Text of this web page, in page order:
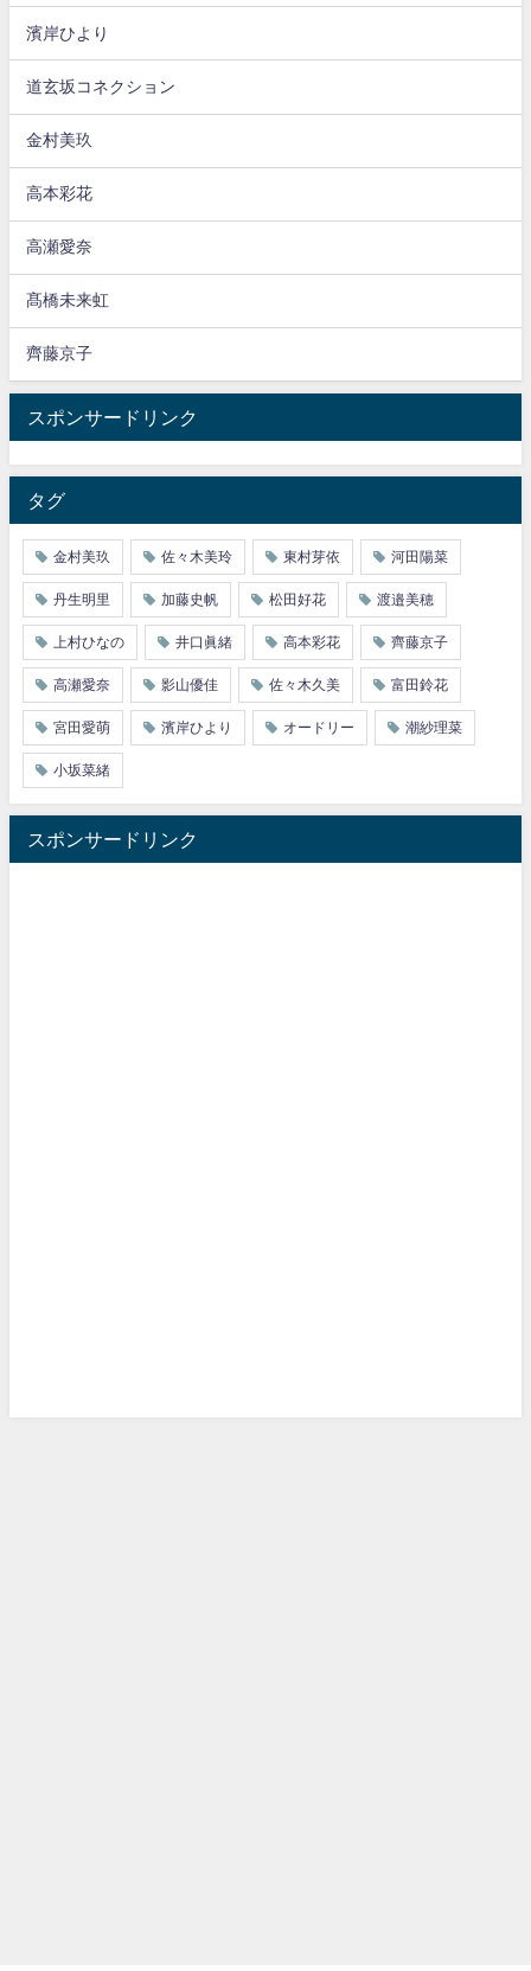
濱岸ひより
道玄坂コネクション
金村美玖
高本彩花
高瀬愛奈
髙橋未来虹
齊藤京子
スポンサードリンク
タグ
金村美玖 佐々木美玲 東村芽依 河田陽菜
丹生明里 加藤史帆 松田好花 渡邉美穂
上村ひなの 井口眞緒 高本彩花 齊藤京子
高瀬愛奈 影山優佳 佐々木久美 富田鈴花
宮田愛萌 濱岸ひより オードリー 潮紗理菜
小坂菜緒
スポンサードリンク